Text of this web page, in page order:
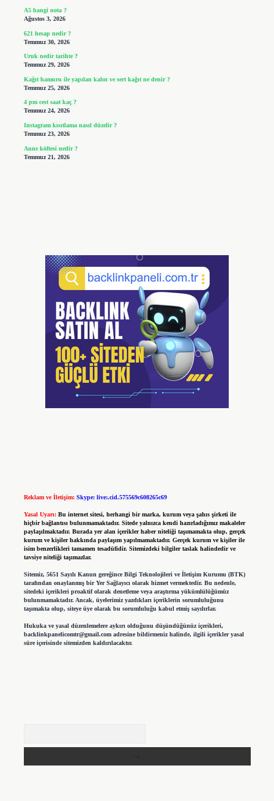
A5 hangi nota ?
Ağustos 3, 2026
621 hesap nedir ?
Temmuz 30, 2026
Uruk nedir tarihte ?
Temmuz 29, 2026
Kağıt hamuru ile yapılan kalın ve sert kağıt ne denir ?
Temmuz 25, 2026
4 pm cest saat kaç ?
Temmuz 24, 2026
Instagram kısıtlama nasıl düzelir ?
Temmuz 23, 2026
Anne köftesi nedir ?
Temmuz 21, 2026
Reklam ve İletişim: Skype: live:.cid.575569c608265c69
Yasal Uyarı: Bu internet sitesi, herhangi bir marka, kurum veya şahıs şirketi ile
hiçbir bağlantısı bulunmamaktadır. Sitede yalnızca kendi hazırladığımız makaleler
paylaşılmaktadır. Burada yer alan içerikler haber niteliği taşımamakta olup, gerçek
kurum ve kişiler hakkında paylaşım yapılmamaktadır. Gerçek kurum ve kişiler ile
isim benzerlikleri tamamen tesadüfidir. Sitemizdeki bilgiler taslak halindedir ve
tavsiye niteliği taşımazlar.
Sitemiz, 5651 Sayılı Kanun gereğince Bilgi Teknolojileri ve İletişim Kurumu (BTK)
tarafından onaylanmış bir Yer Sağlayıcı olarak hizmet vermektedir. Bu nedenle,
sitedeki içerikleri proaktif olarak denetleme veya araştırma yükümlülüğümüz
bulunmamaktadır. Ancak, üyelerimiz yazdıkları içeriklerin sorumluluğunu
taşımakta olup, siteye üye olarak bu sorumluluğu kabul etmiş sayılırlar.
Hukuka ve yasal düzenlemelere aykırı olduğunu düşündüğünüz içerikleri,
backlinkpanelicomtr@gmail.comadresine bildirmeniz halinde, ilgili içerikler yasal
süre içerisinde sitemizden kaldırılacaktır.